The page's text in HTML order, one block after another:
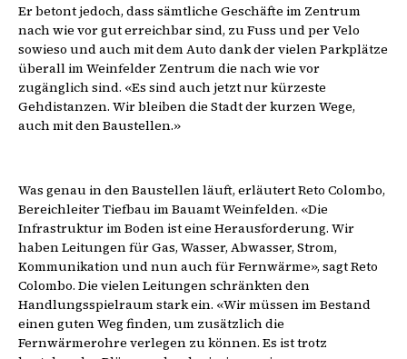
Er betont jedoch, dass sämtliche Geschäfte im Zentrum
nach wie vor gut erreichbar sind, zu Fuss und per Velo
sowieso und auch mit dem Auto dank der vielen Parkplätze
überall im Weinfelder Zentrum die nach wie vor
zugänglich sind. «Es sind auch jetzt nur kürzeste
Gehdistanzen. Wir bleiben die Stadt der kurzen Wege,
auch mit den Baustellen.»
Was genau in den Baustellen läuft, erläutert Reto Colombo,
Bereichleiter Tiefbau im Bauamt Weinfelden. «Die
Infrastruktur im Boden ist eine Herausforderung. Wir
haben Leitungen für Gas, Wasser, Abwasser, Strom,
Kommunikation und nun auch für Fernwärme», sagt Reto
Colombo. Die vielen Leitungen schränkten den
Handlungsspielraum stark ein. «Wir müssen im Bestand
einen guten Weg finden, um zusätzlich die
Fernwärmerohre verlegen zu können. Es ist trotz